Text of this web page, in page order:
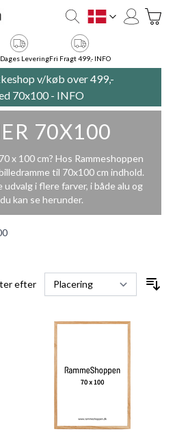
DK
LeveringFri Fragt 499,- INFO
v/køb over 499,-
70x100 - INFO
70X100
x 100 cm? Hos Rammeshoppen
til 70x100 cm indhold.
i flere farver, i både alu og
kan se herunder.
efter